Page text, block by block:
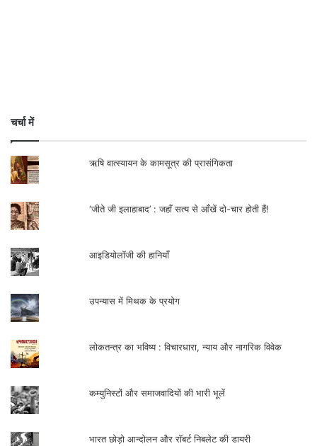
चर्चा में
ऋषि वात्स्यायन के कामसूत्र की प्रासंगिकता
‘जीते जी इलाहाबाद’ : जहाँ सत्य से आँखें दो-चार होती हैं!
आइडियोलॉजी की हानियाँ
उपन्यास में मिथक के प्रयोग
लोकतन्त्र का भविष्य : विचारधारा, न्याय और नागरिक विवेक
कम्युनिस्टों और समाजवादियों की भारी भूलें
भारत छोड़ो आन्दोलन और रॉबर्ट निबलेट की डायरी